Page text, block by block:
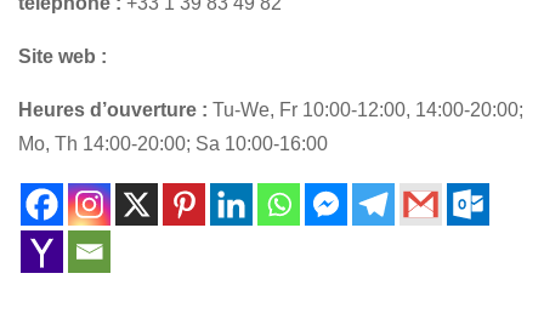
Site web :
Heures d’ouverture : Tu-We, Fr 10:00-12:00, 14:00-20:00;
Mo, Th 14:00-20:00; Sa 10:00-16:00